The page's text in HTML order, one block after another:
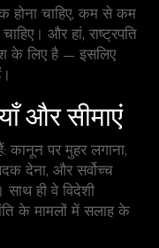
होना चाहिए, कम से कम
और हां, राष्ट्रपति
के लिए है — इसलिए
और सीमाएं
कानून पर मुहर लगाना,
देना, और सर्वोच्च
ही वे विदेशी
के मामलों में सलाह के